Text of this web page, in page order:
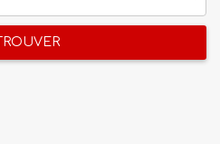
TROUVER